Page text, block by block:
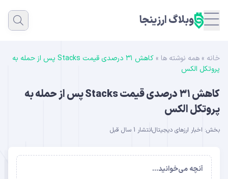
وبلاگ ارزینجا
خانه » همه نوشته ها »
کاهش ۳۱ درصدی قیمت Stacks پس از حمله به
پروتکل الکس
کاهش ۳۱ درصدی قیمت Stacks پس از حمله به
پروتکل الکس
بخش: اخبار ارزهای دیجیتالانتشار 1 سال قبل
آنچه می‌خوانید...